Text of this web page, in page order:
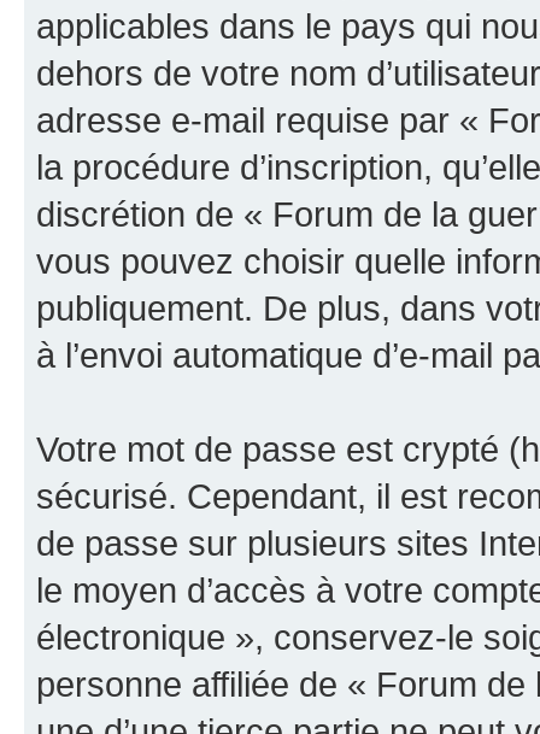
applicables dans le pays qui
dehors de votre nom
adresse e-mail requise par «
la procédure d’inscription,
discrétion de « Forum de la
vous pouvez choisir quelle
publiquement. De plus, dans
à l’envoi automatique d’e-mail
Votre mot de passe est crypté
sécurisé. Cependant, il est
de passe sur plusieurs sites
le moyen d’accès à votre
électronique », conservez-le
personne affiliée de « Forum